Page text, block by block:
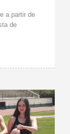
a partir de
de